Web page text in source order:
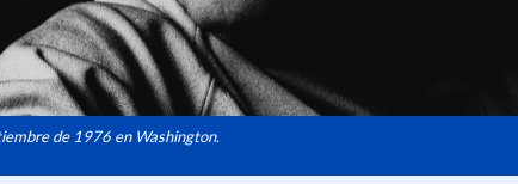
de 1976 en Washington.